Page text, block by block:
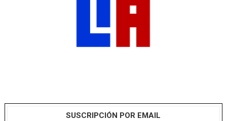
SUSCRIPCIÓN POR EMAIL